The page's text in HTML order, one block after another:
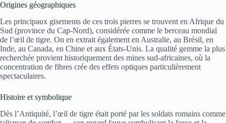
Origines géographiques
Les principaux gisements de ces trois pierres se trouvent en Afrique du
Sud (province du Cap-Nord), considérée comme le berceau mondial
de l’œil de tigre. On en extrait également en Australie, au Brésil, en
Inde, au Canada, en Chine et aux États-Unis. La qualité gemme la plus
recherchée provient historiquement des mines sud-africaines, où la
concentration de fibres crée des effets optiques particulièrement
spectaculaires.
Histoire et symbolique
Dès l’Antiquité, l’œil de tigre était porté par les soldats romains comme